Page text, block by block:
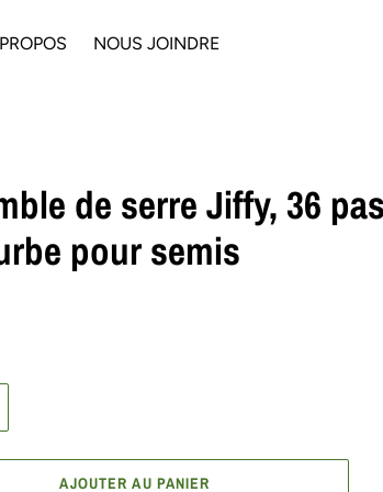
NOUS JOINDRE
de serre Jiffy, 36
pour semis
AJOUTER AU PANIER